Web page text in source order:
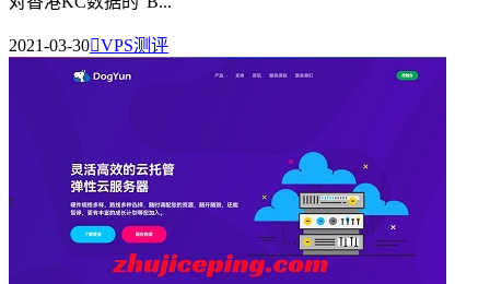
2021-03-30VPS测评